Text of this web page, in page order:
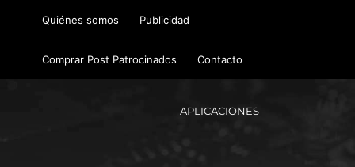
Quiénes somos Publicidad
Comprar Post Patrocinados Contacto
APLICACIONES